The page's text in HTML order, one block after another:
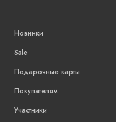
Новинки
Sale
Подарочные карты
Покупателям
Участники